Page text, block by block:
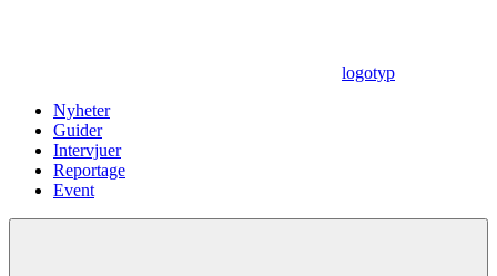
logotyp
Nyheter
Guider
Intervjuer
Reportage
Event